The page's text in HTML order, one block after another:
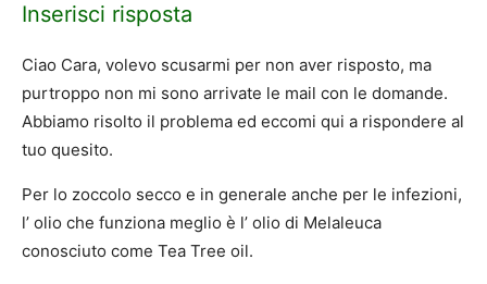
Inserisci risposta
Ciao Cara, volevo scusarmi per non aver risposto, ma
purtroppo non mi sono arrivate le mail con le domande.
Abbiamo risolto il problema ed eccomi qui a rispondere al
tuo quesito.
Per lo zoccolo secco e in generale anche per le infezioni,
l’ olio che funziona meglio è l’ olio di Melaleuca
conosciuto come Tea Tree oil.